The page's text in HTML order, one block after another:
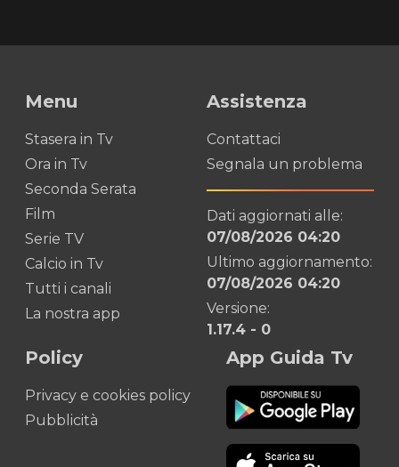
Menu
Stasera in Tv
Ora in Tv
Seconda Serata
Film
Serie TV
Calcio in Tv
Tutti i canali
La nostra app
Assistenza
Contattaci
Segnala un problema
Dati aggiornati alle:
07/08/2026 04:20
Ultimo aggiornamento:
07/08/2026 04:20
Versione:
1.17.4 - 0
Policy
Privacy e cookies policy
Pubblicità
App Guida Tv